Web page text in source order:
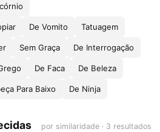
De Vomito Tatuagem
Sem Graça De Interrogação
De Faca De Beleza
Para Baixo De Ninja
por similaridade · 3 resultados